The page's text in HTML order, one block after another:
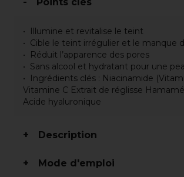
Illumine et revitalise le teint
Cible le teint irrégulier et le manque
Réduit l’apparence des pores
Sans alcool et hydratant pour une
Ingrédients clés : Niacinamide
Vitamine C Extrait de réglisse
Acide hyaluronique
Description
Mode d'emploi